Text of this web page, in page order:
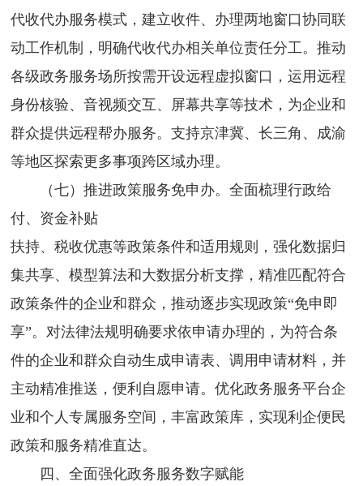
代收代办服务模式，建立收件、办理两地窗口协同联
动工作机制，明确代收代办相关单位责任分工。推动
各级政务服务场所按需开设远程虚拟窗口，运用远程
身份核验、音视频交互、屏幕共享等技术，为企业和
群众提供远程帮办服务。支持京津冀、长三角、成渝
等地区探索更多事项跨区域办理。
（七）推进政策服务免申办。全面梳理行政给
付、资金补贴
扶持、税收优惠等政策条件和适用规则，强化数据归
集共享、模型算法和大数据分析支撑，精准匹配符合
政策条件的企业和群众，推动逐步实现政策“免申即
享”。对法律法规明确要求依申请办理的，为符合条
件的企业和群众自动生成申请表、调用申请材料，并
主动精准推送，便利自愿申请。优化政务服务平台企
业和个人专属服务空间，丰富政策库，实现利企便民
政策和服务精准直达。
四、全面强化政务服务数字赋能